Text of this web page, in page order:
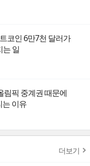
코인 6만7천 달러가
는 일
림픽 중계권 때문에
는 이유
더보기